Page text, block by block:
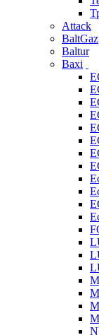
Attack
BaltGaz
Baltur
Baxi